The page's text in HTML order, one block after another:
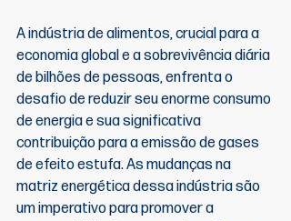
A indústria de alimentos, crucial para a
economia global e a sobrevivência diária
de bilhões de pessoas, enfrenta o
desafio de reduzir seu enorme consumo
de energia e sua significativa
contribuição para a emissão de gases
de efeito estufa. As mudanças na
matriz energética dessa indústria são
um imperativo para promover a